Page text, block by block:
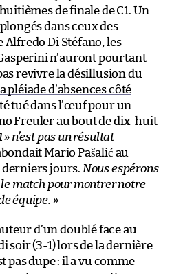
de finale de C1. Un
dans ceux des
Alfredo Di Stéfano, les
n’auront pourtant
revivre la désillusion du
pléiade d’absences côté
tué dans l’œuf pour un
Freuler au bout de dix-huit
» n’est pas un résultat
Mario Pašalić au
derniers jours. Nous espérons
match pour montrer notre
équipe. »
d’un doublé face au
soir (3-1) lors de la dernière
pas dupe : il a vu comme